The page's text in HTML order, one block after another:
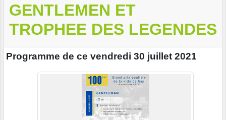
GENTLEMEN ET
TROPHEE DES LEGENDES
Programme de ce vendredi 30 juillet 2021